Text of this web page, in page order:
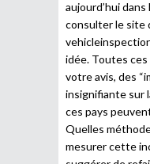
aujourd’hui
consulter le site
idée. Toutes
votre avis, des
insignifiante sur
ces pays
Quelles
mesurer cette